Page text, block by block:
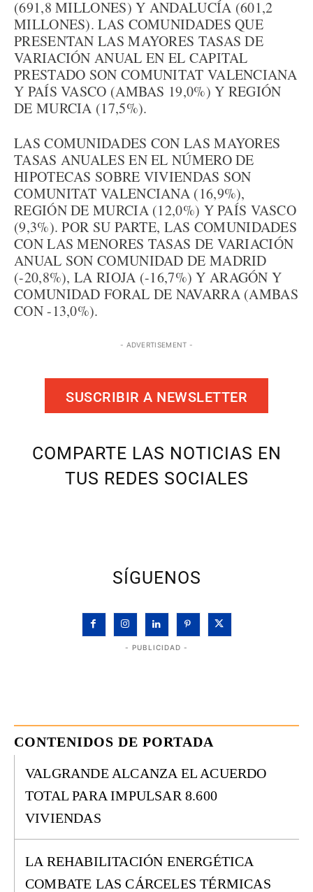
(691,8 MILLONES) Y ANDALUCÍA (601,2
MILLONES). LAS COMUNIDADES QUE
PRESENTAN LAS MAYORES TASAS DE
VARIACIÓN ANUAL EN EL CAPITAL
PRESTADO SON COMUNITAT VALENCIANA
Y PAÍS VASCO (AMBAS 19,0%) Y REGIÓN
DE MURCIA (17,5%).
LAS COMUNIDADES CON LAS MAYORES
TASAS ANUALES EN EL NÚMERO DE
HIPOTECAS SOBRE VIVIENDAS SON
COMUNITAT VALENCIANA (16,9%),
REGIÓN DE MURCIA (12,0%) Y PAÍS VASCO
(9,3%). POR SU PARTE, LAS COMUNIDADES
CON LAS MENORES TASAS DE VARIACIÓN
ANUAL SON COMUNIDAD DE MADRID
(-20,8%), LA RIOJA (-16,7%) Y ARAGÓN Y
COMUNIDAD FORAL DE NAVARRA (AMBAS
CON -13,0%).
- ADVERTISEMENT -
SUSCRIBIR A NEWSLETTER
COMPARTE LAS NOTICIAS EN
TUS REDES SOCIALES
SÍGUENOS
- PUBLICIDAD -
CONTENIDOS DE PORTADA
VALGRANDE ALCANZA EL ACUERDO
TOTAL PARA IMPULSAR 8.600
VIVIENDAS
LA REHABILITACIÓN ENERGÉTICA
COMBATE LAS CÁRCELES TÉRMICAS